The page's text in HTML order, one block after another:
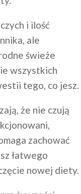
i ilość
ale
świeże
wszystkich
tego, co jesz.
że nie czują
zachować
łatwego
nowej diety.